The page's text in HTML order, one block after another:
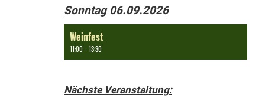
Sonntag 06.09.2026
Weinfest
11:00 - 13:30
Nächste Veranstaltung: